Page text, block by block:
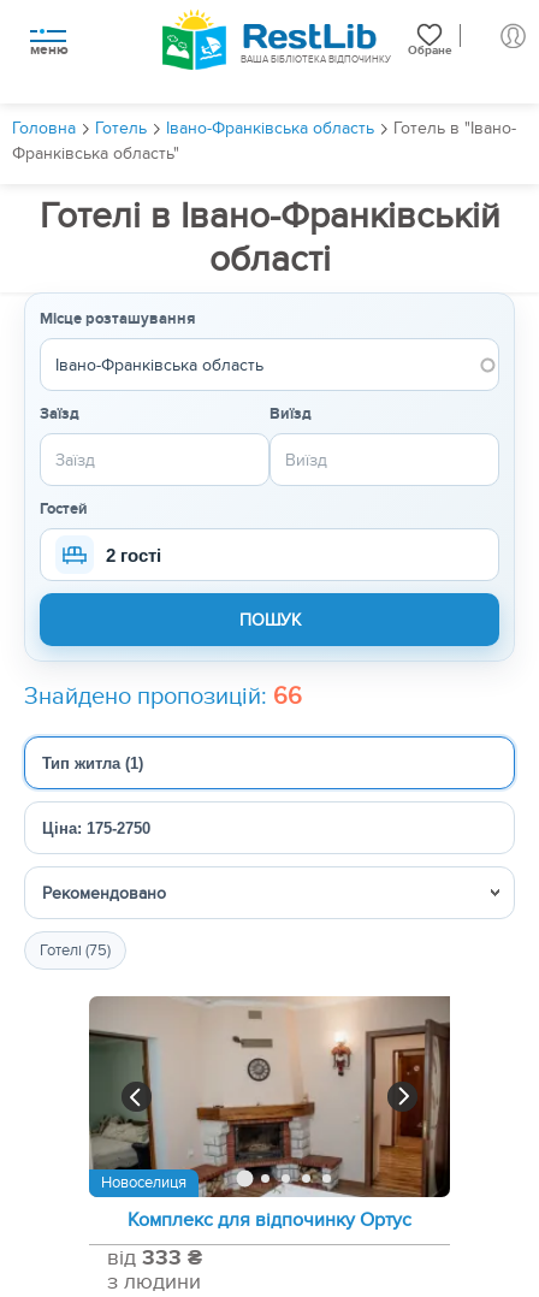
меню Обране
ВАША БІБЛІОТЕКА ВІДПОЧИНКУ
Головна Готель Івано-Франківська область
Готель в "Івано-
Франківська область"
Готелі в Івано-Франківській
області
Місце розташування
Заїзд Виїзд
Гостей
2 гості
Знайдено пропозицій: 66
Тип житла (1)
Ціна: 175-2750
Сортувати
Готелі (75)
Новоселиця
Комплекс для відпочинку Ортус
від 333 ₴
з людини